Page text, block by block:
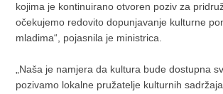
kojima je kontinuirano otvoren poziv za
očekujemo redovito dopunjavanje kulturne
mladima“, pojasnila je ministrica.
„Naša je namjera da kultura bude dostupna
pozivamo lokalne pružatelje kulturnih